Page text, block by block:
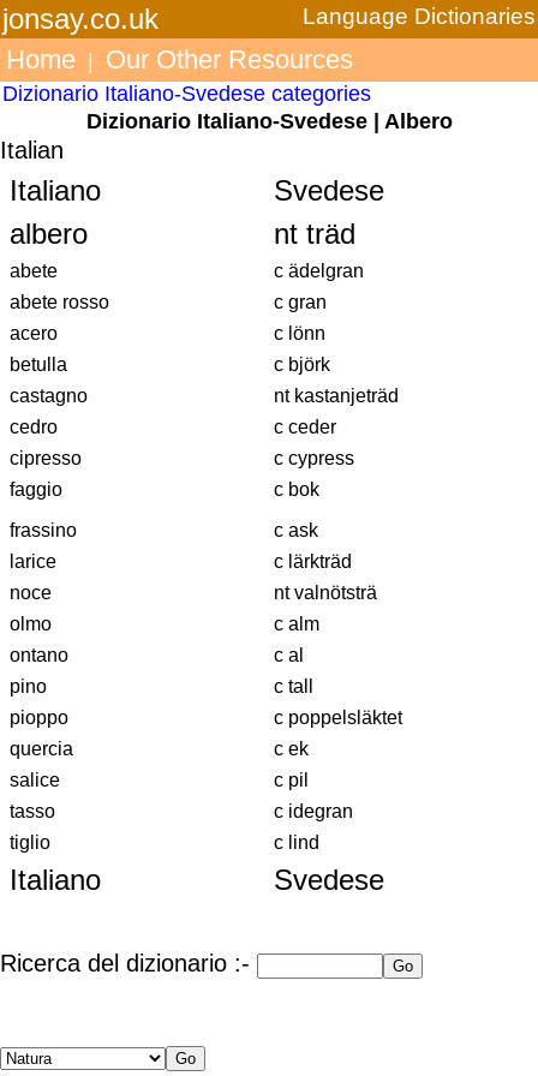
jonsay.co.uk Language Dictionaries
Home Our Other Resources
Dizionario Italiano-Svedese categories
Dizionario Italiano-Svedese | Albero
Italian
Italiano
Svedese
albero
nt träd
abete
c ädelgran
abete rosso
c gran
acero
c lönn
betulla
c björk
castagno
nt kastanjeträd
cedro
c ceder
cipresso
c cypress
faggio
c bok
frassino
c ask
larice
c lärkträd
noce
nt valnötsträ
olmo
c alm
ontano
c al
pino
c tall
pioppo
c poppelsläktet
quercia
c ek
salice
c pil
tasso
c idegran
tiglio
c lind
Italiano Svedese
Ricerca del dizionario :-